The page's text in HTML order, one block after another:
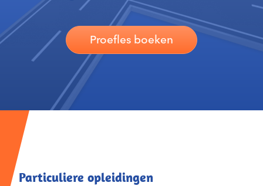
Proefles boeken
Particuliere opleidingen